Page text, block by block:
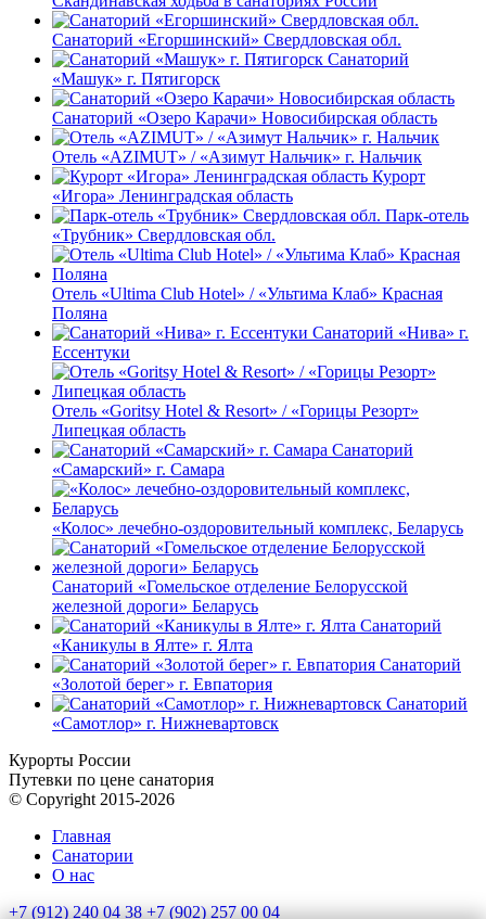
Санаторий «Егоршинский» Свердловская обл.
Санаторий
«Машук» г. Пятигорск
Санаторий «Озеро Карачи» Новосибирская область
Отель «AZIMUT» / «Азимут Нальчик» г. Нальчик
Курорт
«Игора» Ленинградская область
Парк-отель
«Трубник» Свердловская обл.
Отель «Ultima Club Hotel» / «Ультима Клаб» Красная
Поляна
Санаторий «Нива» г.
Ессентуки
Отель «Goritsy Hotel & Resort» / «Горицы Резорт»
Липецкая область
Санаторий
«Самарский» г. Самара
«Колос» лечебно-оздоровительный комплекс, Беларусь
Санаторий «Гомельское отделение Белорусской
железной дороги» Беларусь
Санаторий
«Каникулы в Ялте» г. Ялта
Санаторий
«Золотой берег» г. Евпатория
Санаторий
«Самотлор» г. Нижневартовск
Курорты России
Путевки по цене санатория
© Copyright 2015-2026
Главная
Санатории
О нас
+7 (912) 240 04 38 +7 (902) 257 00 04